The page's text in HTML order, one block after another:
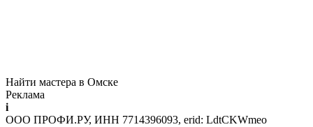
Найти мастера в Омске
Реклама
i
ООО ПРОФИ.РУ, ИНН 7714396093, erid: LdtCKWmeo